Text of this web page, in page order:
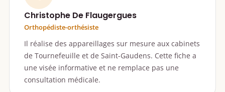
Christophe De Flaugergues
Orthopédiste-orthésiste
Il réalise des appareillages sur mesure aux cabinets
de Tournefeuille et de Saint-Gaudens. Cette fiche a
une visée informative et ne remplace pas une
consultation médicale.